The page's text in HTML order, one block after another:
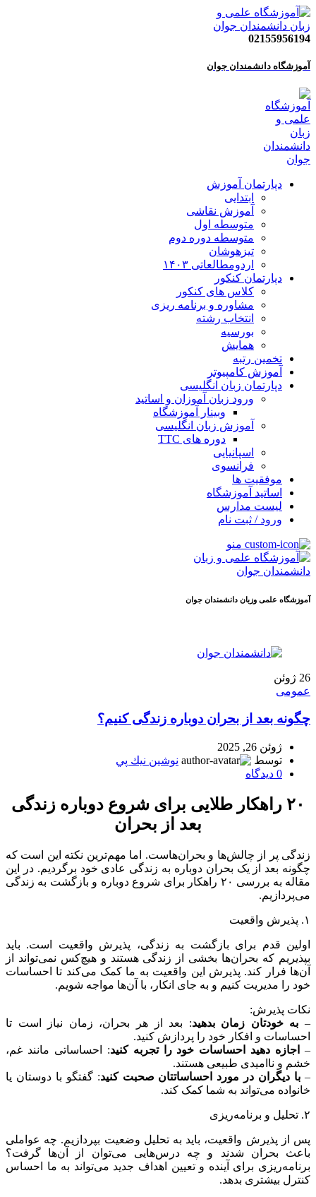
02155956194
آموزشگاه دانشمندان جوان
دپارتمان آموزش
ابتدایی
آموزش نقاشی
متوسطه اول
متوسطه دوره دوم
تیزهوشان
اردومطالعاتی ۱۴۰۳
دپارتمان کنکور
کلاس های کنکور
مشاوره و برنامه ریزی
انتخاب رشته
بورسیه
همایش
تخمین رتبه
آموزش کامپیوتر
دپارتمان زبان انگلیسی
ورود زبان آموزان و اساتید
وبینار آموزشگاه
آموزش زبان انگلیسی
دوره های TTC
اسپانیایی
فرانسوی
موفقیت ها
اساتید آموزشگاه
لیست مدارس
ورود / ثبت نام
منو
آموزشگاه علمی وزبان دانشمندان جوان
26 ژوئن
عمومی
چگونه بعد از بحران دوباره زندگی کنیم؟
ژوئن 26, 2025
توسط
نوشين نيك پي
0 دیدگاه
۲۰ راهکار طلایی برای شروع دوباره زندگی
بعد از بحران
زندگی پر از چالش‌ها و بحران‌هاست. اما مهم‌ترین نکته این است که
چگونه بعد از یک بحران دوباره به زندگی عادی خود برگردیم. در این
مقاله به بررسی ۲۰ راهکار برای شروع دوباره و بازگشت به زندگی
می‌پردازیم.
۱. پذیرش واقعیت
اولین قدم برای بازگشت به زندگی، پذیرش واقعیت است. باید
بپذیریم که بحران‌ها بخشی از زندگی هستند و هیچ‌کس نمی‌تواند از
آن‌ها فرار کند. پذیرش این واقعیت به ما کمک می‌کند تا احساسات
خود را مدیریت کنیم و به جای انکار، با آن‌ها مواجه شویم.
نکات پذیرش:
– به خودتان زمان بدهید: بعد از هر بحران، زمان نیاز است تا
احساسات و افکار خود را پردازش کنید.
–
اجازه دهید احساسات خود را تجربه کنید: احساساتی مانند غم،
خشم و ناامیدی طبیعی هستند.
– با دیگران در مورد احساساتتان صحبت کنید: گفتگو با دوستان یا
خانواده می‌تواند به شما کمک کند.
۲. تحلیل و برنامه‌ریزی
پس از پذیرش واقعیت، باید به تحلیل وضعیت بپردازیم. چه عواملی
باعث بحران شدند و چه درس‌هایی می‌توان از آن‌ها گرفت؟
برنامه‌ریزی برای آینده و تعیین اهداف جدید می‌تواند به ما احساس
کنترل بیشتری بدهد.